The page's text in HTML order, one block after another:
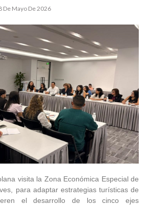
De Mayo De 2026
visita la Zona Económica Especial de
para adaptar estrategias turísticas de
el desarrollo de los cinco ejes